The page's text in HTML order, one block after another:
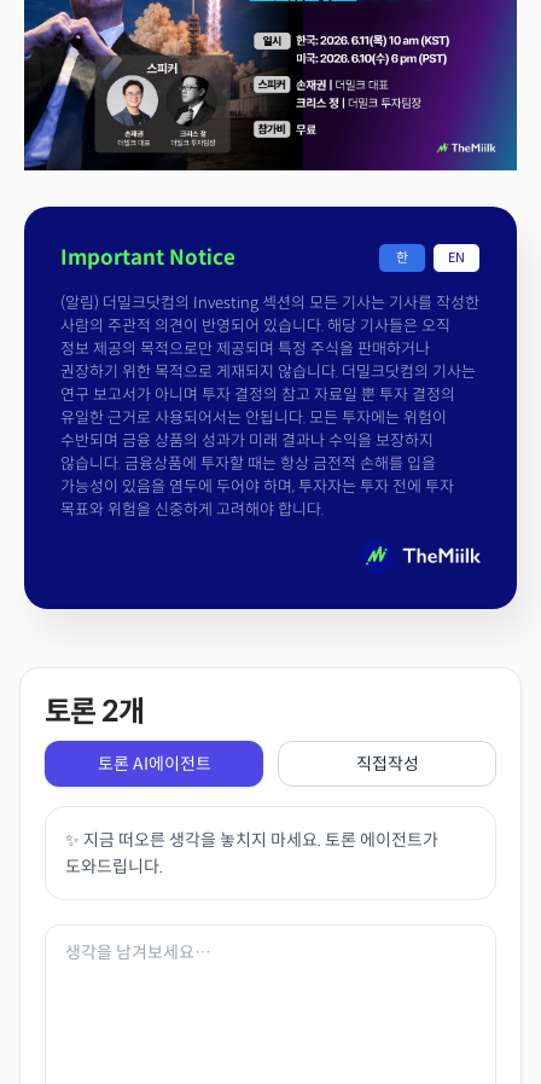
Important Notice 한 EN
(알림) 더밀크닷컴의 Investing 섹션의 모든 기사는 기사를 작성한
사람의 주관적 의견이 반영되어 있습니다. 해당 기사들은 오직
정보 제공의 목적으로만 제공되며 특정 주식을 판매하거나
권장하기 위한 목적으로 게재되지 않습니다. 더밀크닷컴의 기사는
연구 보고서가 아니며 투자 결정의 참고 자료일 뿐 투자 결정의
유일한 근거로 사용되어서는 안됩니다. 모든 투자에는 위험이
수반되며 금융 상품의 성과가 미래 결과나 수익을 보장하지
않습니다. 금융상품에 투자할 때는 항상 금전적 손해를 입을
가능성이 있음을 염두에 두어야 하며, 투자자는 투자 전에 투자
목표와 위험을 신중하게 고려해야 합니다.
토론2개
토론 AI에이전트 직접작성
✨ 지금 떠오른 생각을 놓치지 마세요. 토론 에이전트가
도와드립니다.